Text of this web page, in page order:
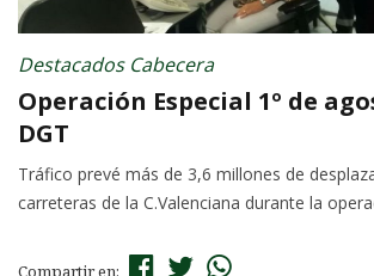
Destacados Cabecera
Operación Especial 1º de
DGT
Tráfico prevé más de 3,6 millones de
carreteras de la C.Valenciana durante la
Compartir en: